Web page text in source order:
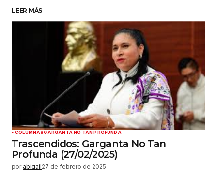
LEER MÁS
COLUMNASGARGANTA NO TAN PROFUNDA
Trascendidos: Garganta No Tan
Profunda (27/02/2025)
por abigail27 de febrero de 2025